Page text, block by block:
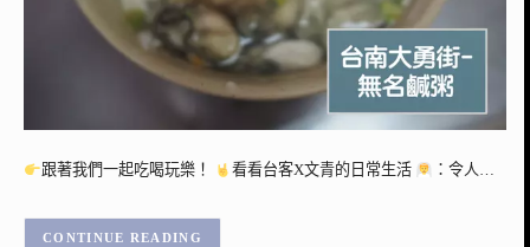
跟著我們一起吃喝玩樂！ 看看台客X文青的日常生活 ：令人…
CONTINUE READING